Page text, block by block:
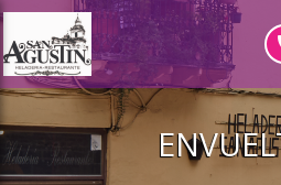
slideout menu.